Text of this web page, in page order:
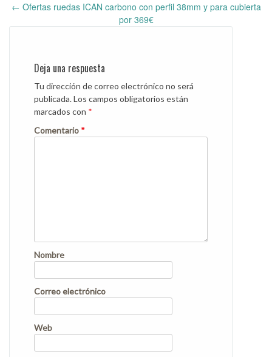
navigation
← Ofertas ruedas ICAN carbono con perfil 38mm y para cubierta
por 369€
Deja una respuesta
Tu dirección de correo electrónico no será
publicada.Los campos obligatorios están
marcados con *
Comentario *
Nombre
Correo electrónico
Web